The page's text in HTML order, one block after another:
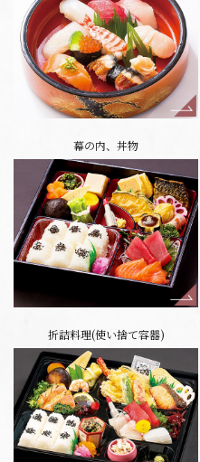
幕の内、丼物
折詰料理(使い捨て容器)